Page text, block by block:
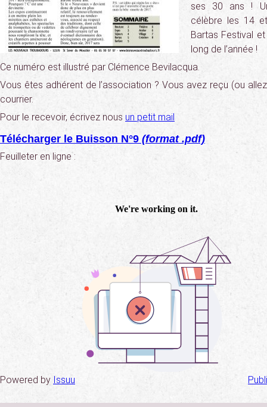
ses 30 ans !
célèbre les 14
Bartas Festival
long de l’année !
Ce numéro est illustré par Clémence Bevilacqua.
Vous êtes adhérent de l’association ? Vous avez reçu (ou
courrier.
Pour le recevoir, écrivez nous un petit mail
Télécharger le Buisson N°9 (format .pdf)
Feuilleter en ligne :
Powered by Issuu